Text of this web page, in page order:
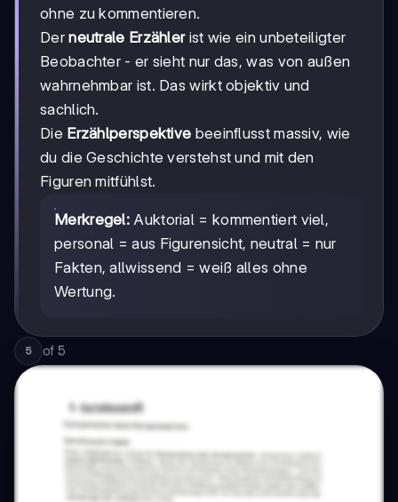
ohne zu kommentieren.
Derneutrale Erzählerist wie ein unbeteiligter
Beobachter - er sieht nur das, was von außen
wahrnehmbar ist. Das wirkt objektiv und
sachlich.
Die Erzählperspektive beeinflusst massiv, wie
du die Geschichte verstehst und mit den
Figuren mitfühlst.
Merkregel: Auktorial = kommentiert viel,
personal = aus Figurensicht, neutral = nur
Fakten, allwissend = weiß alles ohne
Wertung.
5 of 5